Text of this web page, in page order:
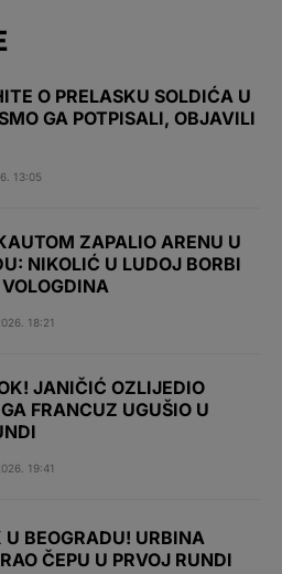
O PRELASKU SOLDIĆA U
GA POTPISALI, OBJAVILI
13:05
ZAPALIO ARENU U
NIKOLIĆ U LUDOJ BORBI
18:21
JANIČIĆ OZLIJEDIO
FRANCUZ UGUŠIO U
19:41
U BEOGRADU! URBINA
ČEPU U PRVOJ RUNDI